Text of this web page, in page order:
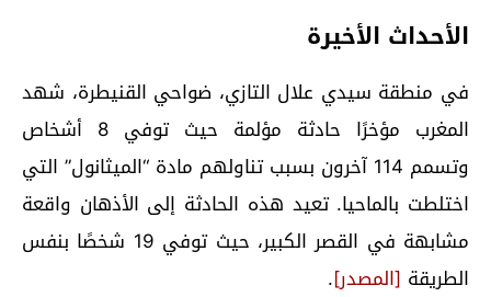
الأحداث الأخيرة
في منطقة سيدي علال التازي، ضواحي القنيطرة، شهد
المغرب مؤخرًا حادثة مؤلمة حيث توفي 8 أشخاص
وتسمم 114 آخرون بسبب تناولهم مادة “الميثانول” التي
اختلطت بالماحيا. تعيد هذه الحادثة إلى الأذهان واقعة
مشابهة في القصر الكبير، حيث توفي 19 شخصًا بنفس
الطريقة [المصدر].